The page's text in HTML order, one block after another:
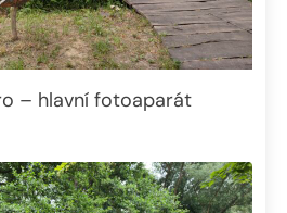
– hlavní fotoaparát